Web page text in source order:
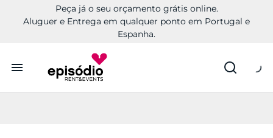
Peça já o seu orçamento grátis online.
Aluguer e Entrega em qualquer ponto em Portugal e
Espanha.
Aluguer